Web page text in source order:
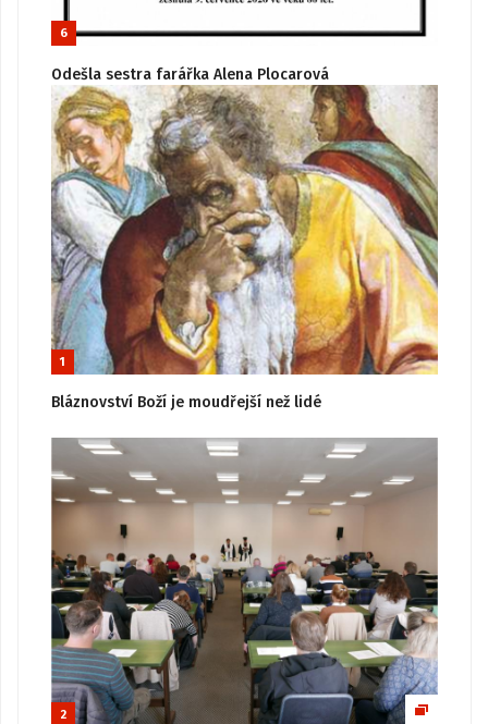
6
Odešla sestra farářka Alena Plocarová
1
Bláznovství Boží je moudřejší než lidé
2